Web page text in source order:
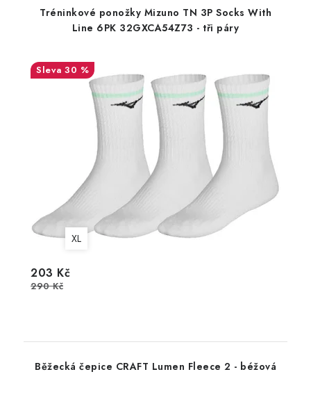
Tréninkové ponožky Mizuno TN 3P Socks With
Line 6PK 32GXCA54Z73 - tři páry
30 %
XL
203 Kč
290 Kč
Běžecká čepice CRAFT Lumen Fleece 2 - béžová